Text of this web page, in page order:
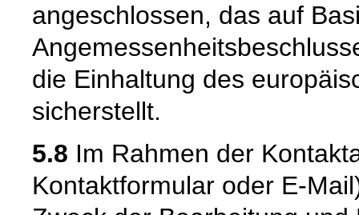
angeschlossen, das auf
die Einhaltung des
sicherstellt.
5.8 Im Rahmen der
Kontaktformular oder E-